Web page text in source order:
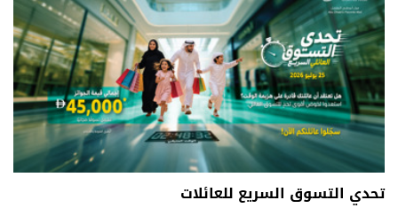
تحدي التسوق السريع للعائلات